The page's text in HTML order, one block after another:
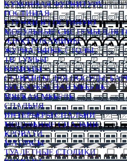
КУХОННАЯ ФУРНИТУРА
ГОСТИНАЯ
СТЕНКИ В ГОСТИНУЮ
МОДУЛЬНЫЕ СИСТЕМЫ ДЛЯ
ЭЛЕКТРОКАМИНЫ
ЖУРНАЛЬНЫЕ СТОЛЫ
ТВ ТУМБЫ
КОМОДЫ
СЕРВАНТЫ ДЛЯ ПОСУДЫ,
БЕСКАРКАСНАЯ МЕБЕЛЬ
МЯГКАЯ МЕБЕЛЬ
СПАЛЬНЯ
ИНТЕРЬЕРЫ СПАЛЬНИ
МОДУЛЬНЫЕ СПАЛЬНИ
КРОВАТИ
МАТРАСЫ
ТУАЛЕТНЫЕ СТОЛИКИ